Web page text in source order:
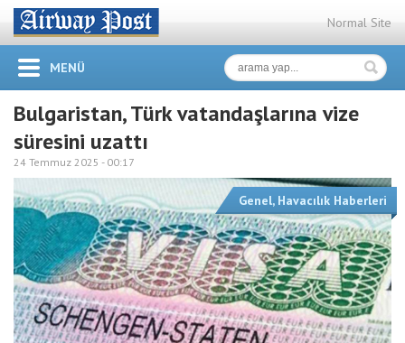
Normal Site
MENÜ
Bulgaristan, Türk vatandaşlarına vize
süresini uzattı
24 Temmuz 2025 - 00:17
Genel, Havacılık Haberleri